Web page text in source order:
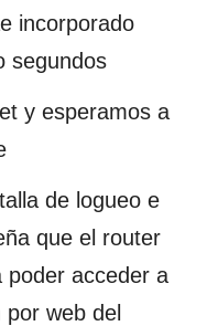
incorporado
segundos
y esperamos a
de logueo e
que el router
acceder a
por web del